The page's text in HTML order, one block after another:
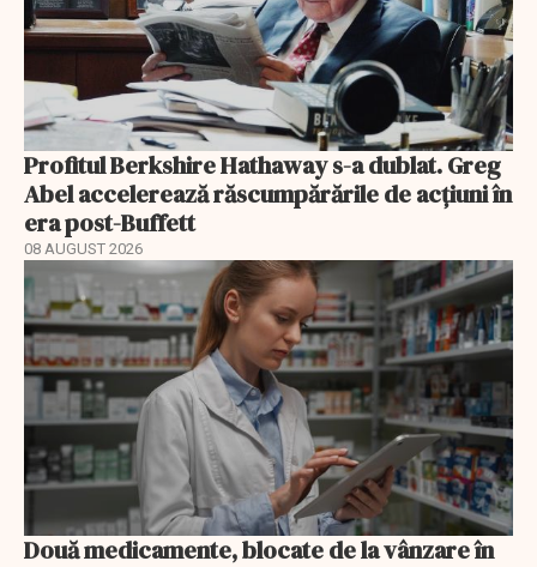
Profitul Berkshire Hathaway s-a dublat. Greg
Abel accelerează răscumpărările de acțiuni în
era post-Buffett
08 AUGUST 2026
Două medicamente, blocate de la vânzare în